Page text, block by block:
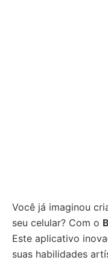
Você já imaginou
seu celular? Com o
Este aplicativo
suas habilidades